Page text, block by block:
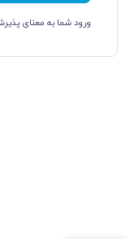
ورود شما به معنای